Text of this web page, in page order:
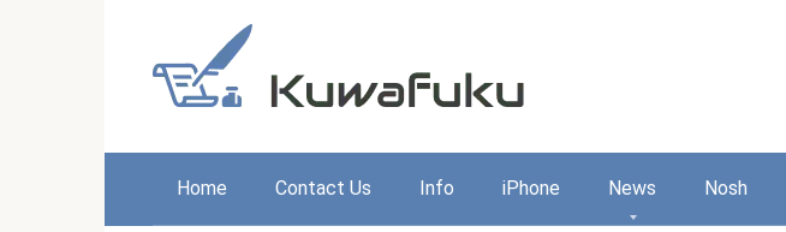
Home Contact Us Info iPhone News Nosh